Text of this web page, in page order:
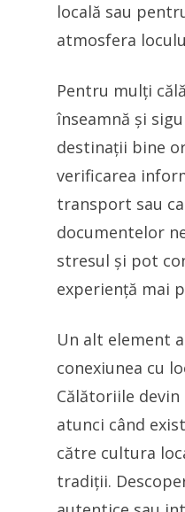
locală sau
atmosfera
Pentru mulți
înseamnă și
destinații bine
verificarea
transport sau
documentelor
stresul și pot
experiență mai
Un alt element
conexiunea cu
Călătoriile
atunci când
către cultura
tradiții.